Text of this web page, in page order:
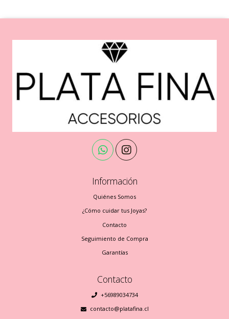
Información
Quiénes Somos
¿Cómo cuidar tus Joyas?
Contacto
Seguimiento de Compra
Garantías
Contacto
+56989034734
contacto@platafina.cl